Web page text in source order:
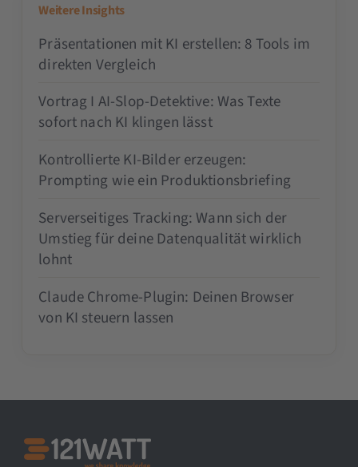
Weitere Insights
Präsentationen mit KI erstellen: 8 Tools im
direkten Vergleich
Vortrag I AI-Slop-Detektive: Was Texte
sofort nach KI klingen lässt
Kontrollierte KI-Bilder erzeugen:
Prompting wie ein Produktionsbriefing
Serverseitiges Tracking: Wann sich der
Umstieg für deine Datenqualität wirklich
lohnt
Claude Chrome-Plugin: Deinen Browser
von KI steuern lassen